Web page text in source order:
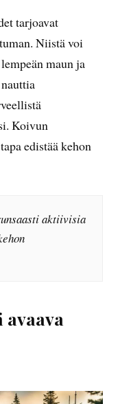
tarjoavat
Niistä voi
maun ja
Koivun
edistää kehon
aktiivisia